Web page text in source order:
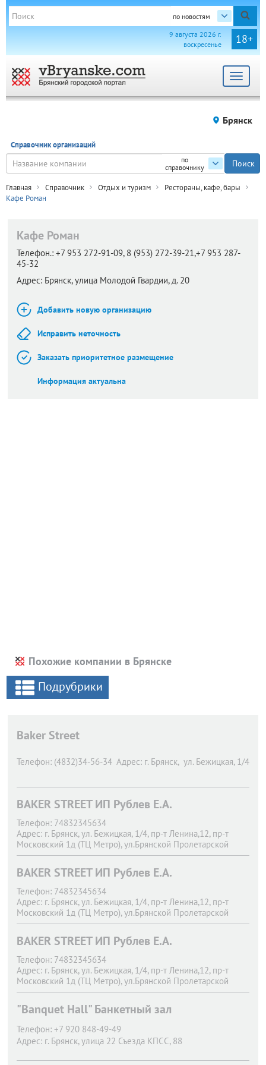
по новостям
18+
9 августа 2026 г.
воскресенье
Toggle
Брянск
Справочник организаций
по
справочнику
Главная Справочник Отдых и туризм
Рестораны, кафе, бары
Кафе Роман
Кафе Роман
Телефон.: +7 953 272-91-09, 8 (953) 272-39-21,+7 953 287-
45-32
Адрес: Брянск,улица Молодой Гвардии, д. 20
Добавить новую организацию
Исправить неточность
Заказать приоритетное размещение
Информация актуальна
Похожие компании в Брянске
Подрубрики
Baker Street
Телефон: (4832)34-56-34 Адрес: г. Брянск, ул. Бежицкая, 1/4
BAKER STREET ИП Рублев Е.А.
Телефон: 74832345634
Адрес: г. Брянск, ул. Бежицкая, 1/4, пр-т Ленина,12, пр-т
Московский 1д (ТЦ Метро), ул.Брянской Пролетарской
Дивизии.11
BAKER STREET ИП Рублев Е.А.
Телефон: 74832345634
Адрес: г. Брянск, ул. Бежицкая, 1/4, пр-т Ленина,12, пр-т
Московский 1д (ТЦ Метро), ул.Брянской Пролетарской
Дивизии.11
BAKER STREET ИП Рублев Е.А.
Телефон: 74832345634
Адрес: г. Брянск, ул. Бежицкая, 1/4, пр-т Ленина,12, пр-т
Московский 1д (ТЦ Метро), ул.Брянской Пролетарской
Дивизии.11
"Banquet Hall" Банкетный зал
Телефон: +7 920 848-49-49
Адрес: г. Брянск, улица 22 Съезда КПСС, 88